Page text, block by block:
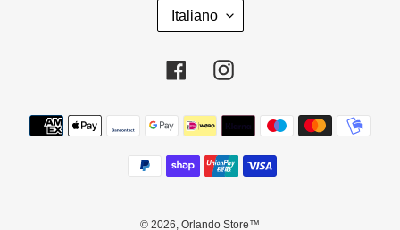
I
G
U
Italiano
FacebookInstagram
Metodi
di
pagamento
© 2026, Orlando Store™